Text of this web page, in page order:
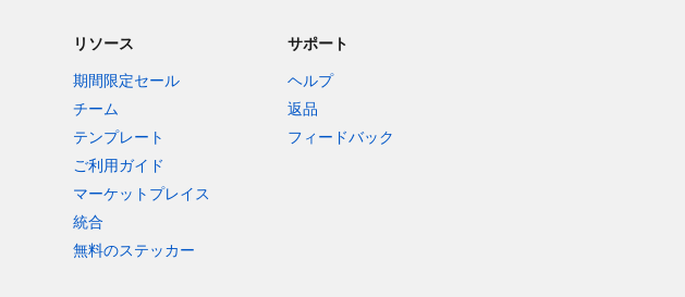
リソース
期間限定セール
チーム
テンプレート
ご利用ガイド
マーケットプレイス
統合
無料のステッカー
サポート
ヘルプ
返品
フィードバック